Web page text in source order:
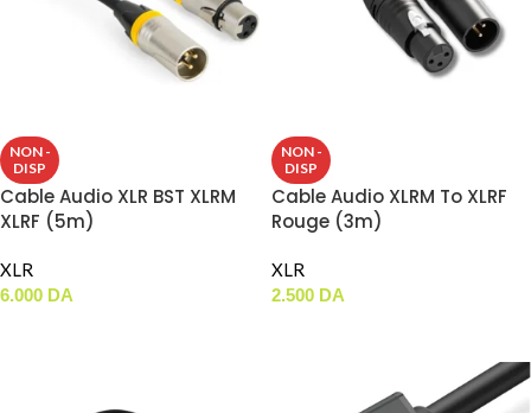
NON -
DISP
Cable Audio XLR BST XLRM
XLRF (5m)
XLR
6.000 DA
NON -
DISP
Cable Audio XLRM To XLRF
Rouge (3m)
XLR
2.500 DA